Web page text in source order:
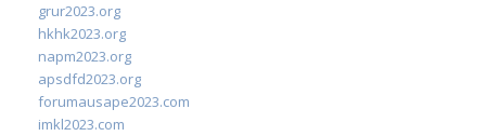
grur2023.org
hkhk2023.org
napm2023.org
apsdfd2023.org
forumausape2023.com
imkl2023.com